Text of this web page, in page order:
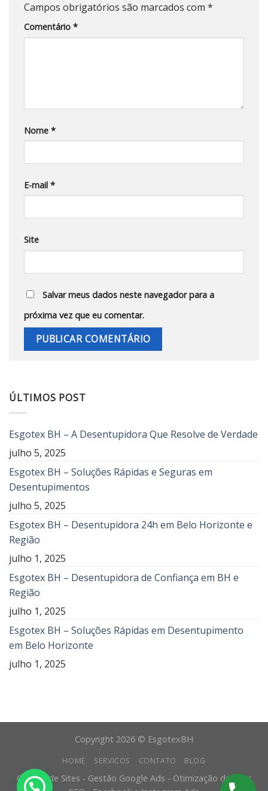
Campos obrigatórios são marcados com *
Comentário *
Nome *
E-mail *
Site
Salvar meus dados neste navegador para a
próxima vez que eu comentar.
ÚLTIMOS POST
Esgotex BH – A Desentupidora Que Resolve de Verdade
julho 5, 2025
Esgotex BH – Soluções Rápidas e Seguras em
Desentupimentos
julho 5, 2025
Esgotex BH – Desentupidora 24h em Belo Horizonte e
Região
julho 1, 2025
Esgotex BH – Desentupidora de Confiança em BH e
Região
julho 1, 2025
Esgotex BH – Soluções Rápidas em Desentupimento
em Belo Horizonte
julho 1, 2025
Copyright 2026 © EsgotexBH
HOME SERVICOS CONTATO BLOG
Criação de Sites - Gestão Google Ads - Otimização de Sites